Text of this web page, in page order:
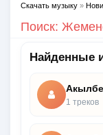
Скачать музыку »
Поиск:
Найденные
1 треков